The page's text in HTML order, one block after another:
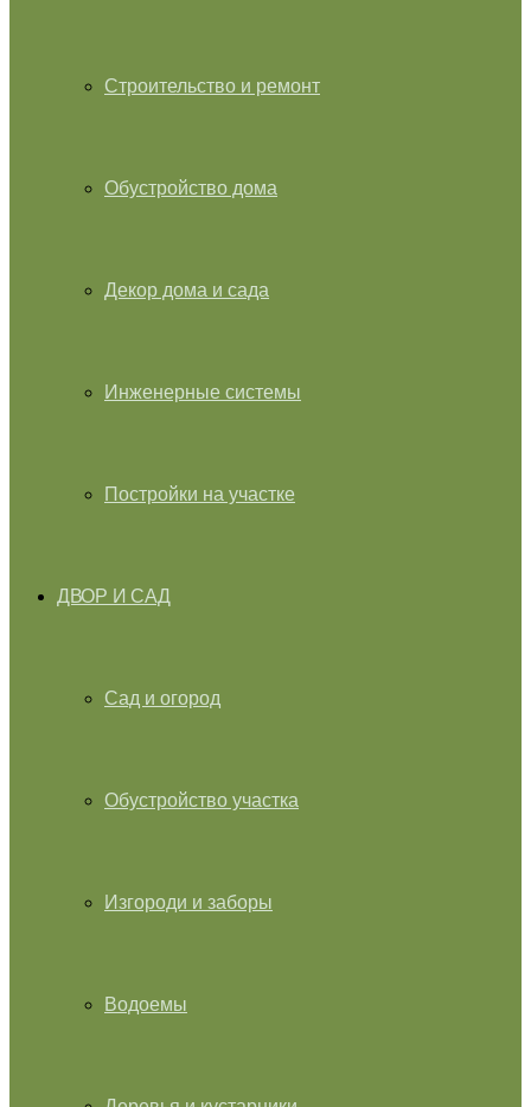
Строительство и ремонт
Обустройство дома
Декор дома и сада
Инженерные системы
Постройки на участке
ДВОР И САД
Сад и огород
Обустройство участка
Изгороди и заборы
Водоемы